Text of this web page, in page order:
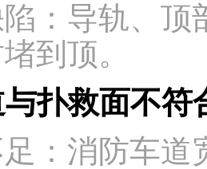
：导轨、
到顶。
扑救面不符
：消防车道